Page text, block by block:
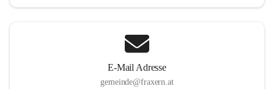
E-Mail Adresse
gemeinde@fraxern.at